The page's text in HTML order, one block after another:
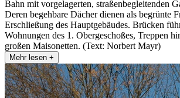
Bahn mit vorgelagerten, straßenbegleitenden
Deren begehbare Dächer dienen als begrünte
Erschließung des Hauptgebäudes. Brücken
Wohnungen des 1. Obergeschoßes, Treppen
großen Maisonetten. (Text: Norbert Mayr)
Mehr lesen +